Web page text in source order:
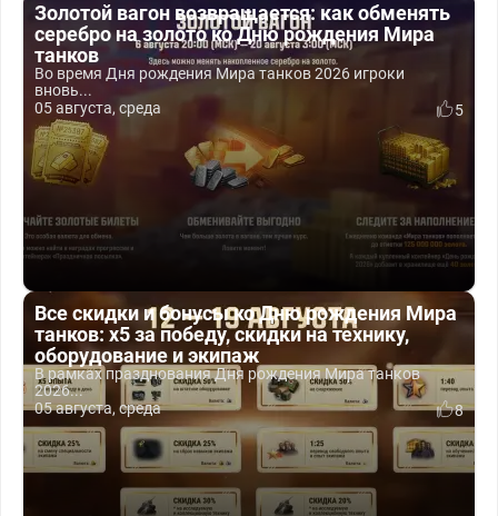
Золотой вагон возвращается: как обменять
серебро на золото ко Дню рождения Мира
танков
Во время Дня рождения Мира танков 2026 игроки
вновь...
05 августа, среда
5
Все скидки и бонусы ко Дню рождения Мира
танков: x5 за победу, скидки на технику,
оборудование и экипаж
В рамках празднования Дня рождения Мира танков
2026...
05 августа, среда
8